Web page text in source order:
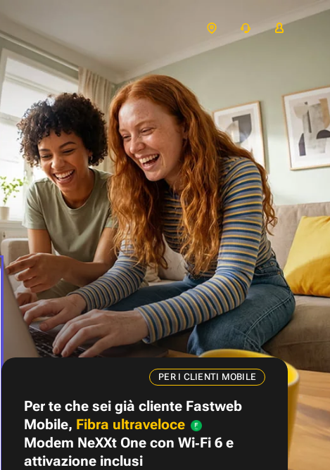
PER I CLIENTI MOBILE
Per te che sei già cliente Fastweb
Mobile, Fibra ultraveloce
Modem NeXXt One con Wi‑Fi 6 e
attivazione inclusi